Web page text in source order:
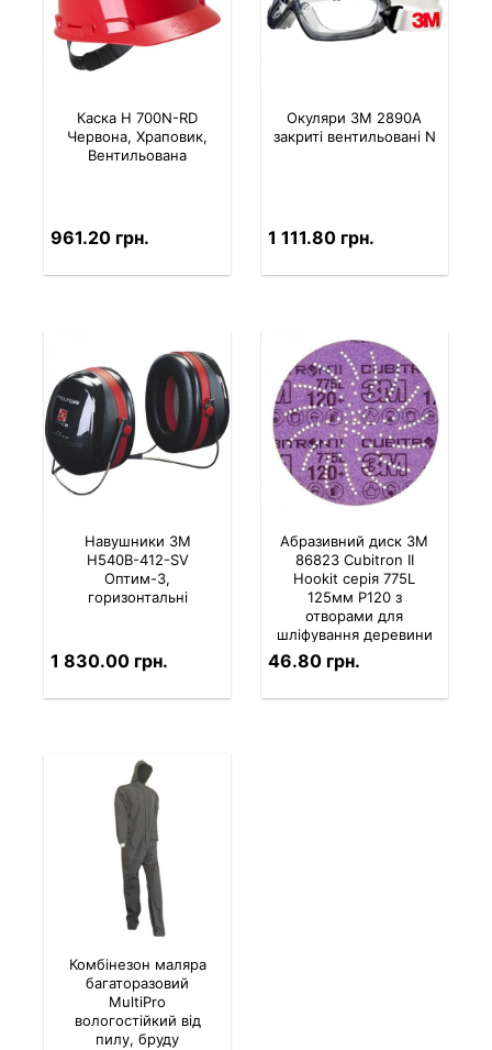
Каска H 700N-RD
Червона, Храповик,
Вентильована
961.20 грн.
Окуляри 3M 2890A
закриті вентильовані N
1 111.80 грн.
Навушники 3M
H540B-412-SV
Оптим-3,
горизонтальні
1 830.00 грн.
Абразивний диск 3M
86823 Cubitron II
Hookit серія 775L
125мм P120 з
отворами для
шліфування деревини
та металу
46.80 грн.
Комбінезон маляра
багаторазовий
MultiPro
вологостійкий від
пилу, бруду